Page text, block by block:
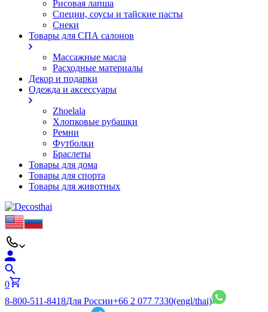
Рисовая лапша
Специи, соусы и тайские пасты
Снеки
Товары для СПА салонов
Массажные масла
Расходные материалы
Декор и подарки
Одежда и аксессуары
Zhoelala
Хлопковые рубашки
Ремни
Футболки
Браслеты
Товары для дома
Товары для спорта
Товары для животных
0
8-800-511-8418Для России+66 2 077 7330(engl/thai)